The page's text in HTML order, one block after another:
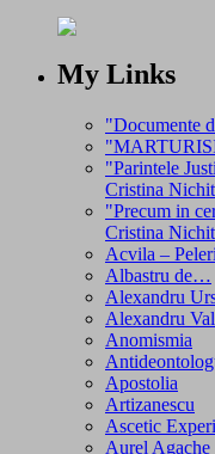
My Links
"Documente
"Parintele
Cristina
"Precum in
Cristina
Acvila –
Albastru de…
Alexandru
Alexandru
Anomismia
Apostolia
Artizanescu
Ascetic
Aurel Agache